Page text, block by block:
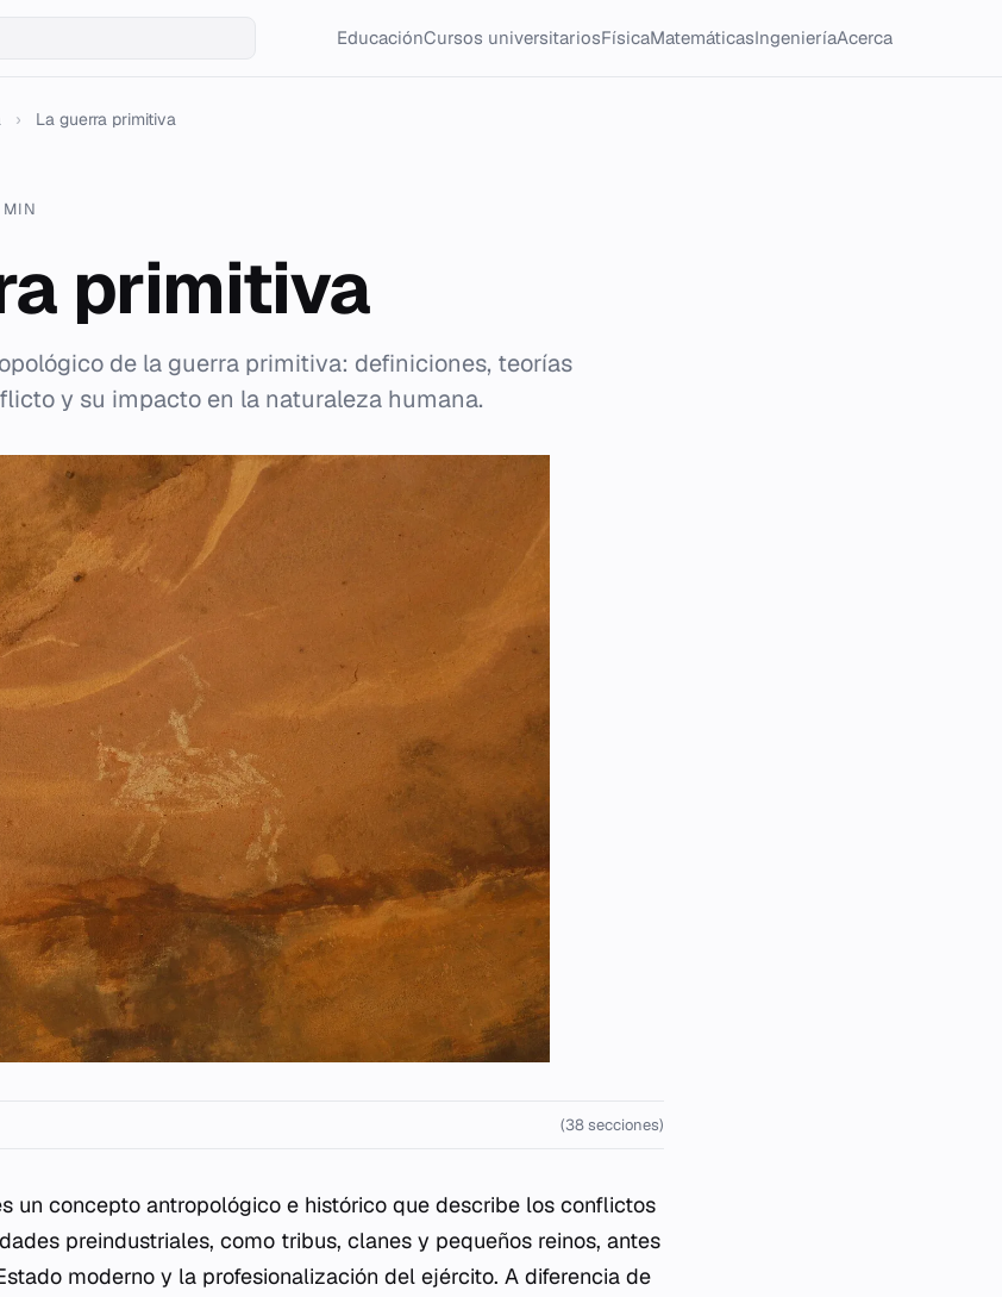
EducaciónCursos universitariosFísicaMatemáticasIngenieríaAcerca
› La guerra primitiva
primitiva
de la guerra primitiva: definiciones, teorías
y su impacto en la naturaleza humana.
(38 secciones)
un concepto antropológico e histórico que describe los conflictos
preindustriales, como tribus, clanes y pequeños reinos, antes
moderno y la profesionalización del ejército. A diferencia de